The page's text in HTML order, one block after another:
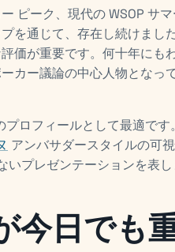
ピーク、現代の WSOP サマ
を通じて、存在し続けまし
価が重要です。何十年にも
カー議論の中心人物となっ
ロフィールとして最適です
アンバサダースタイルの可
プレゼンテーションを表し
今日でも